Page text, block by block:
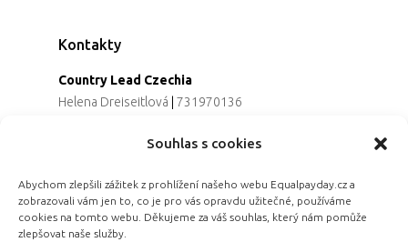
Souhlas s cookies
Abychom zlepšili zážitek z prohlížení našeho webu Equalpayday.cz a
zobrazovali vám jen to, co je pro vás opravdu užitečné, používáme
cookies na tomto webu. Děkujeme za váš souhlas, který nám pomůže
zlepšovat naše služby.
Kontakty
Country Lead Czechia
Helena Dreiseitlová
731970136
Alena Řezaninová|736163461
Jana Černoušková|607782535
Partnerství & fundraising
Eva Primus Kovandová